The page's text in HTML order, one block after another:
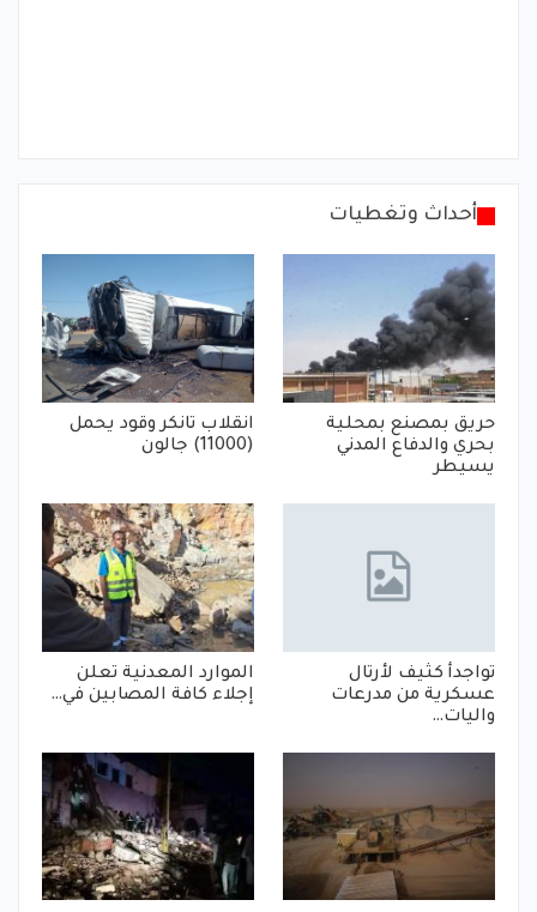
أحداث وتغطيات
حريق بمصنع بمحلية
بحري والدفاع المدني
يسيطر
انقلاب تانكر وقود يحمل
(11000) جالون
تواجدأ كثيف لأرتال
عسكرية من مدرعات
واليات…
الموارد المعدنية تعلن
إجلاء كافة المصابين في…